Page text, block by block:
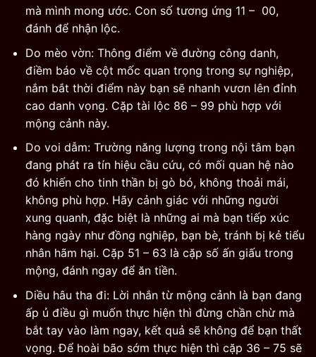
mà mình mong ước. Con số tương ứng 11 – 00,
đánh để nhận lộc.
Do mèo vờn: Thông điểm về đường công danh,
điềm báo về cột mốc quan trọng trong sự nghiệp,
nắm bắt thời điểm này bạn sẽ nhanh vươn lên đỉnh
cao danh vọng. Cặp tài lộc 86 – 99 phù hợp với
mộng cảnh này.
Do voi dẫm: Trường năng lượng trong nội tâm bạn
đang phát ra tín hiệu cầu cứu, có mối quan hệ nào
đó khiến cho tinh thần bị gò bó, không thoải mái,
không phù hợp. Hãy cảnh giác với những người
xung quanh, đặc biệt là những ai mà bạn tiếp xúc
hàng ngày như đồng nghiệp, bạn bè, tránh bị kẻ tiểu
nhân hãm hại. Cặp 51 – 63 là cặp số ấn giấu trong
mộng, đánh ngay để ăn tiền.
Diều hâu tha đi: Lời nhắn từ mộng cảnh là bạn đang
ấp ủ điều gì muốn thực hiện thì đừng chần chừ mà
bắt tay vào làm ngay, kết quả sẽ không để bạn thất
vọng. Để hoài bão sớm thực hiện thì cặp 36 – 75 sẽ